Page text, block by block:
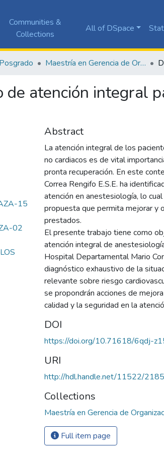
Communities &
Collections
All of DSpace
Posgrado Maestría en Gerencia de Organizaciones de Salud
de atención integral
15
02
Abstract
La atención integral de los
no cardiacos es de vital
pronta recuperación. En este
Correa Rengifo E.S.E. ha
atención en anestesiología, lo
propuesta que permita mejorar y
prestados.
El presente trabajo tiene como
atención integral de
Hospital Departamental Mario
diagnóstico exhaustivo de la
relevante sobre riesgo
se propondrán acciones de
calidad y la seguridad en la
DOI
https://doi.org/10.71618/6qdj-
URI
http://hdl.handle.net/11522/2185
Collections
Maestría en Gerencia de
Full item page